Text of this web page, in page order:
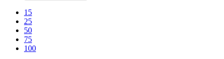
15
25
50
75
100